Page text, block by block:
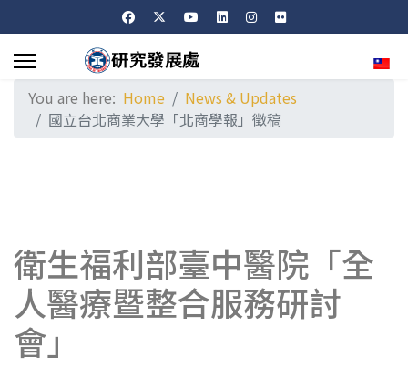
You are here: Home
News & Updates
國立台北商業大學「北商學報」徵稿
衛生福利部臺中醫院「全
人醫療暨整合服務研討
會」